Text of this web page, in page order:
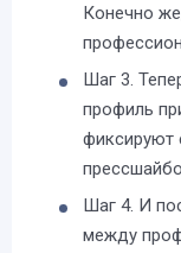
Конечно
Шаг 3.
профиль
фиксируют
Шаг 4. И
между